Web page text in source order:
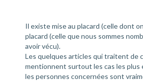
Il existe mise au placard (celle dont
placard (celle que nous sommes
avoir vécu).
Les quelques articles qui traitent de
mentionnent surtout les cas les plus
les personnes concernées sont